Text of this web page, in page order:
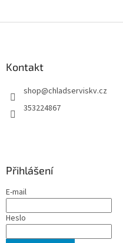
Kontakt
shop@chladserviskv.cz
353224867
Přihlášení
E-mail
Heslo